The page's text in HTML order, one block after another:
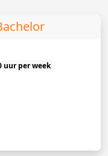
uur per week